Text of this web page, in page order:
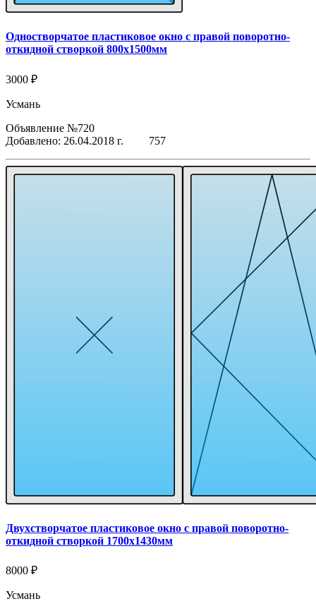
Одностворчатое пластиковое окно с правой поворотно-
откидной створкой 800x1500мм
3000 ₽
Усмань
Объявление №720
Добавлено: 26.04.2018 г.
757
Двухстворчатое пластиковое окно с правой поворотно-
откидной створкой 1700x1430мм
8000 ₽
Усмань